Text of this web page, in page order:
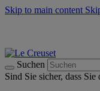
Skip to main content
Suchen
Sind Sie sicher, dass